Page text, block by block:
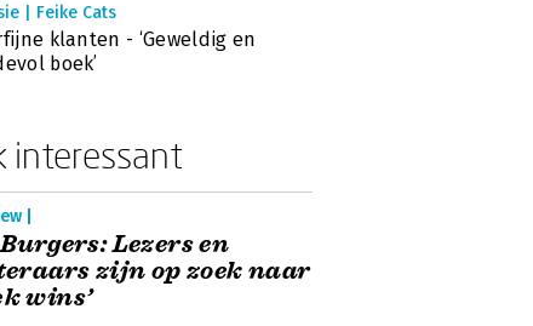
| Feike Cats
klanten - ‘Geweldig en
boek’
interessant
|
Burgers: Lezers en
zijn op zoek naar
wins’